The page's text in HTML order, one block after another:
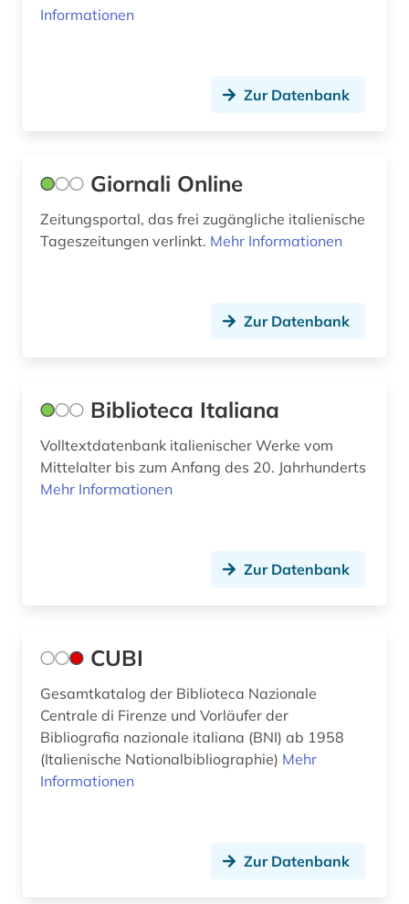
Informationen
Zur Datenbank
Giornali Online
Zeitungsportal, das frei zugängliche italienische
Tageszeitungen verlinkt. Mehr Informationen
Zur Datenbank
Biblioteca Italiana
Volltextdatenbank italienischer Werke vom
Mittelalter bis zum Anfang des 20. Jahrhunderts
Mehr Informationen
Zur Datenbank
CUBI
Gesamtkatalog der Biblioteca Nazionale
Centrale di Firenze und Vorläufer der
Bibliografia nazionale italiana (BNI) ab 1958
(Italienische Nationalbibliographie) Mehr
Informationen
Zur Datenbank